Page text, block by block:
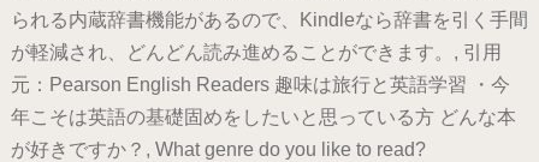
られる内蔵辞書機能があるので、Kindleなら辞書を引く手間
が軽減され、どんどん読み進めることができます。, 引用
元：Pearson English Readers 趣味は旅行と英語学習 ・今
年こそは英語の基礎固めをしたいと思っている方 どんな本
が好きですか？, What genre do you like to read?